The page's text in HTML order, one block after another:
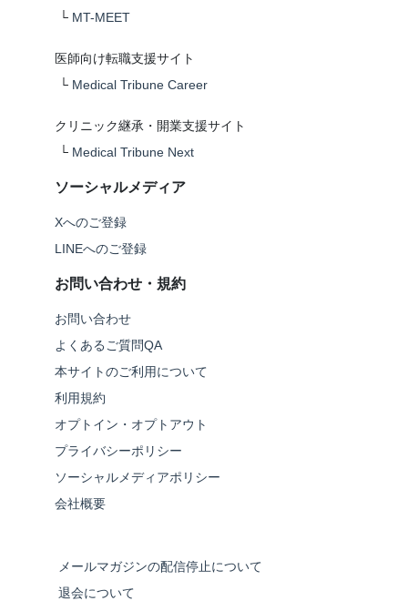
└ MT-MEET
医師向け転職支援サイト
└ Medical Tribune Career
クリニック継承・開業支援サイト
└ Medical Tribune Next
ソーシャルメディア
Xへのご登録
LINEへのご登録
お問い合わせ・規約
お問い合わせ
よくあるご質問QA
本サイトのご利用について
利用規約
オプトイン・オプトアウト
プライバシーポリシー
ソーシャルメディアポリシー
会社概要
メールマガジンの配信停止について
退会について